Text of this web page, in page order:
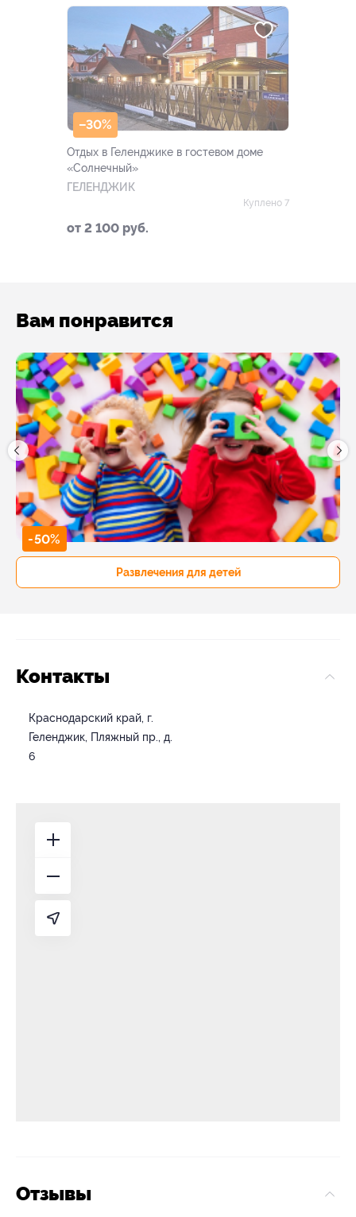
–30%
Отдых в Геленджике в гостевом доме
«Солнечный»
ГЕЛЕНДЖИК
от 2 100 руб.
Куплено 7
Вам понравится
-50%
Развлечения для детей
Контакты
Краснодарский край, г.
Геленджик, Пляжный пр., д.
6
Отзывы